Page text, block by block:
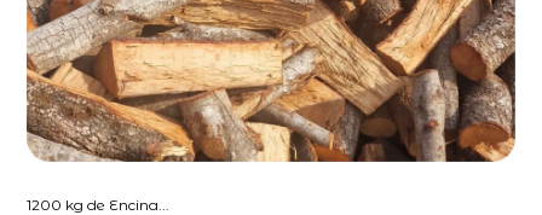
1200 kg de Encina...